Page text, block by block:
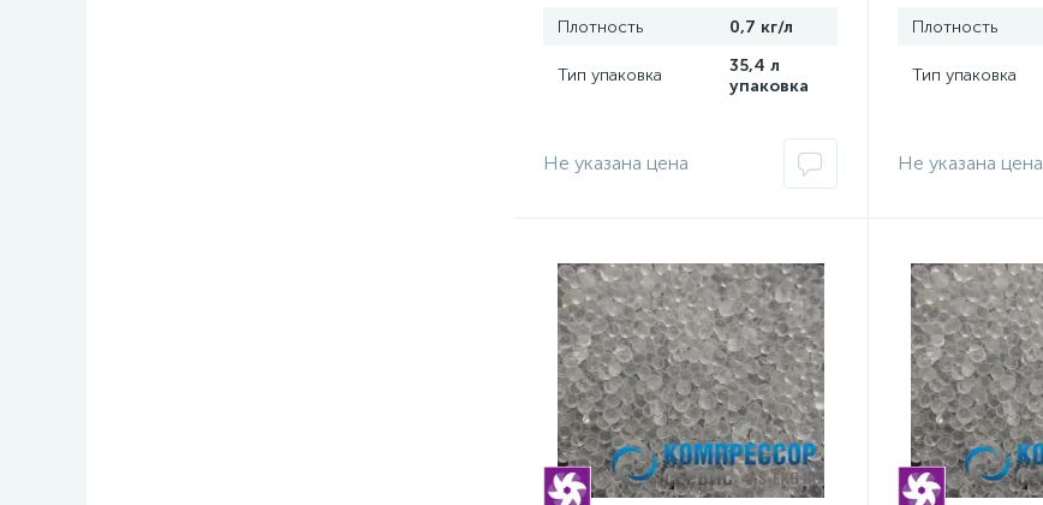
Плотность
0,7 кг/л
Тип упаковка
35,4 л
упаковка
Не указана цена
Плотность
Тип упаковка
Не указана цена